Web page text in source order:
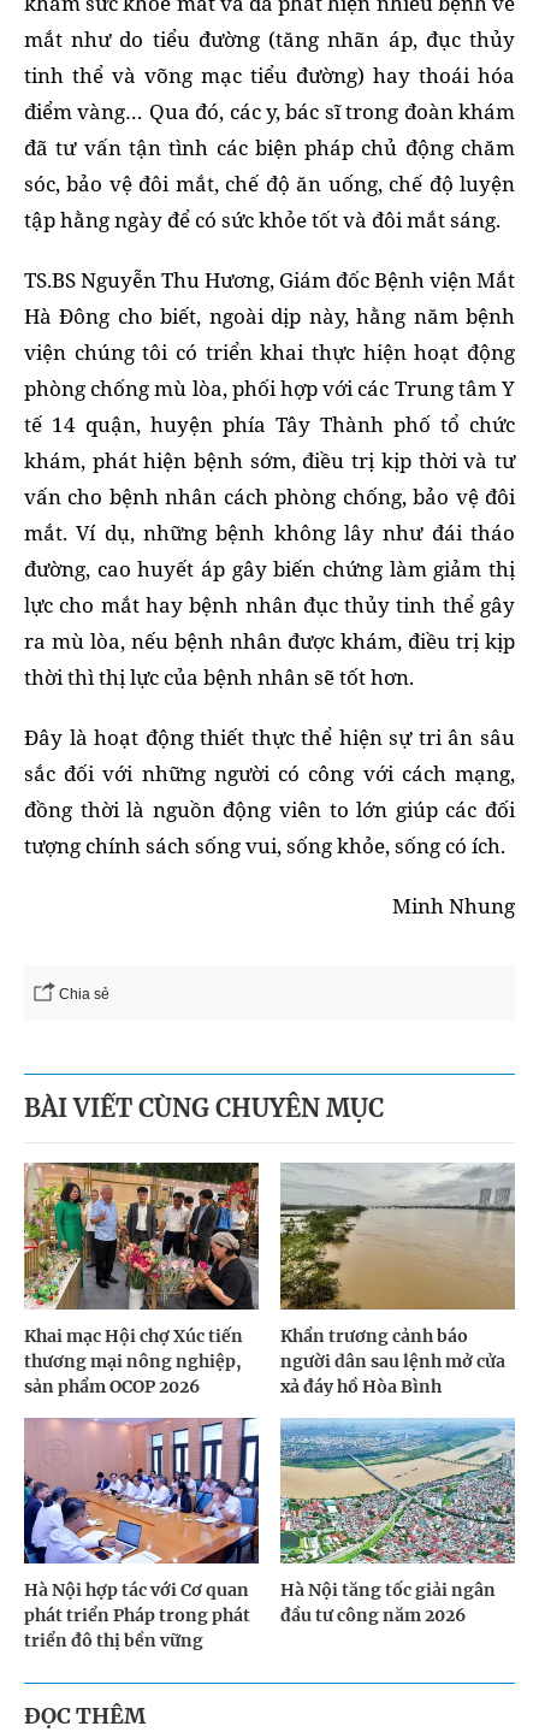
mắt như do tiểu đường (tăng nhãn áp, đục thủy
tinh thể và võng mạc tiểu đường) hay thoái hóa
điểm vàng… Qua đó, các y, bác sĩ trong đoàn khám
đã tư vấn tận tình các biện pháp chủ động chăm
sóc, bảo vệ đôi mắt, chế độ ăn uống, chế độ luyện
tập hằng ngày để có sức khỏe tốt và đôi mắt sáng.
TS.BS Nguyễn Thu Hương, Giám đốc Bệnh viện Mắt
Hà Đông cho biết, ngoài dịp này, hằng năm bệnh
viện chúng tôi có triển khai thực hiện hoạt động
phòng chống mù lòa, phối hợp với các Trung tâm Y
tế 14 quận, huyện phía Tây Thành phố tổ chức
khám, phát hiện bệnh sớm, điều trị kịp thời và tư
vấn cho bệnh nhân cách phòng chống, bảo vệ đôi
mắt. Ví dụ, những bệnh không lây như đái tháo
đường, cao huyết áp gây biến chứng làm giảm thị
lực cho mắt hay bệnh nhân đục thủy tinh thể gây
ra mù lòa, nếu bệnh nhân được khám, điều trị kịp
thời thì thị lực của bệnh nhân sẽ tốt hơn.
Đây là hoạt động thiết thực thể hiện sự tri ân sâu
sắc đối với những người có công với cách mạng,
đồng thời là nguồn động viên to lớn giúp các đối
tượng chính sách sống vui, sống khỏe, sống có ích.
Minh Nhung
Chia sẻ
BÀI VIẾT CÙNG CHUYÊN MỤC
Khai mạc Hội chợ Xúc tiến
thương mại nông nghiệp,
sản phẩm OCOP 2026
Khẩn trương cảnh báo
người dân sau lệnh mở cửa
xả đáy hồ Hòa Bình
Hà Nội hợp tác với Cơ quan
phát triển Pháp trong phát
triển đô thị bền vững
Hà Nội tăng tốc giải ngân
đầu tư công năm 2026
ĐỌC THÊM